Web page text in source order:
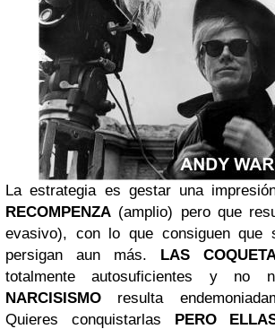
La estrategia es gestar una
RECOMPENZA (amplio) pero que
evasivo), con lo que consiguen que
persigan aun más. LAS
totalmente autosuficientes y no
NARCISISMO resulta
Quieres conquistarlas PERO